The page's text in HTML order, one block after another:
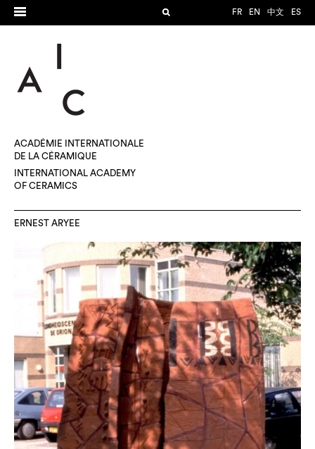
FR EN 中文 ES
ACADÉMIE INTERNATIONALE
DE LA CÉRAMIQUE
INTERNATIONAL ACADEMY
OF CERAMICS
ERNEST ARYEE